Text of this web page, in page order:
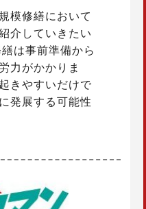
模修繕において
介していきたい
は事前準備から
力がかかりま
きやすいだけで
発展する可能性